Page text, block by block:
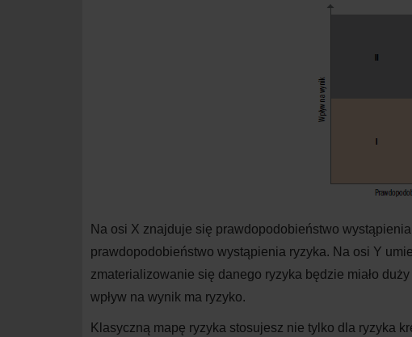
Na osi X znajduje się prawdopodobieństwo
prawdopodobieństwo wystąpienia ryzyka. Na osi Y
zmaterializowanie się danego ryzyka będzie miało
wpływ na wynik ma ryzyko.
Klasyczną mapę ryzyka stosujesz nie tylko dla ryzyka